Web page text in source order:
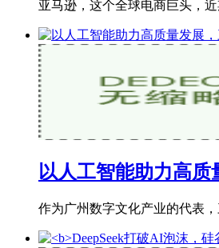
亚马逊，这个全球电商巨头，
以人工智能助力高质
作为广州数字文化产业的代表